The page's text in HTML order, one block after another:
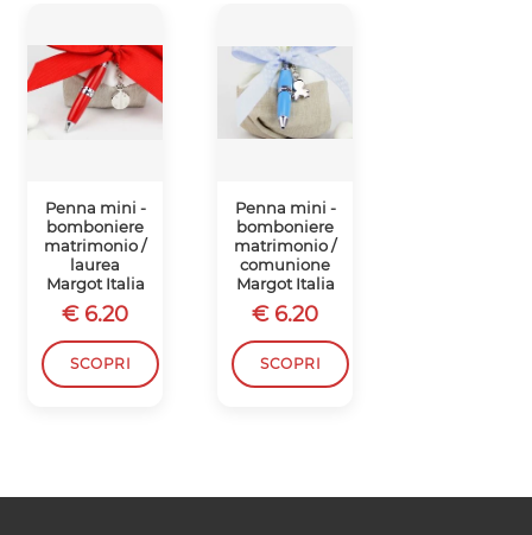
Penna mini -
bomboniere
matrimonio /
laurea
Margot Italia
€ 6.20
SCOPRI
Penna mini -
bomboniere
matrimonio /
comunione
Margot Italia
€ 6.20
SCOPRI